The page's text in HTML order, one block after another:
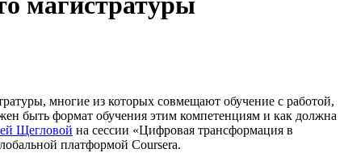
многие из которых совмещают обучение с работой,
быть формат обучения этим компетенциям и как должна
Щегловой на сессии «Цифровая трансформация в
платформой Coursera.